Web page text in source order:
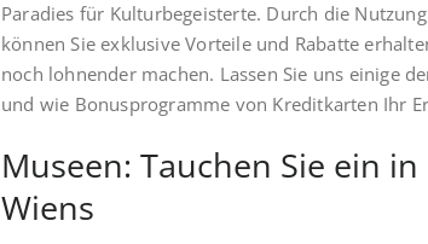
Paradies für Kulturbegeisterte. Durch die
können Sie exklusive Vorteile und Rabatte
noch lohnender machen. Lassen Sie uns einige
und wie Bonusprogramme von Kreditkarten Ihr
Museen: Tauchen Sie ein
Wiens